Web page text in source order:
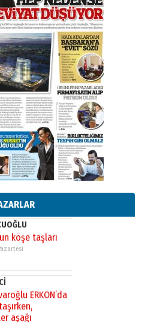
BİR ÖMÜR
“NEDEN
YAZICI
bir Alperen…
Hakka yürüdü.!
hatıralarıyla
Terzioğlu!
Erzurum’a
daha!
köşe taşları
ERKON’da
aşağı